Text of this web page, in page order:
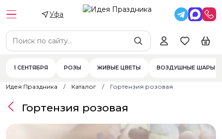
Уфа
1 СЕНТЯБРЯ РОЗЫ ЖИВЫЕ ЦВЕТЫ ВОЗДУШНЫЕ ШАРЫ
Идея Праздника Каталог Гортензия розовая
Гортензия розовая